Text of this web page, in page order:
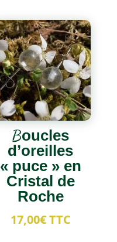
Boucles
d’oreilles
« puce » en
Cristal de
Roche
17,00€TTC